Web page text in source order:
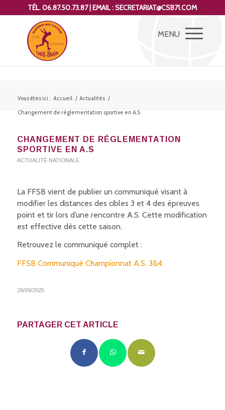
TÉL. 06.87.50.73.87 | EMAIL : SECRETARIAT@CSB71.COM
Vous êtes ici : Accueil / Actualités /
Changement de réglementation sportive en A.S
CHANGEMENT DE RÉGLEMENTATION
SPORTIVE EN A.S
ACTUALITÉ NATIONALE
La FFSB vient de publier un communiqué visant à
modifier les distances des cibles 3 et 4 des épreuves
point et tir lors d’une rencontre A.S. Cette modification
est effective dès cette saison.
Retrouvez le communiqué complet :
FFSB Communiqué Championnat A.S. 3&4
26/09/2025
PARTAGER CET ARTICLE